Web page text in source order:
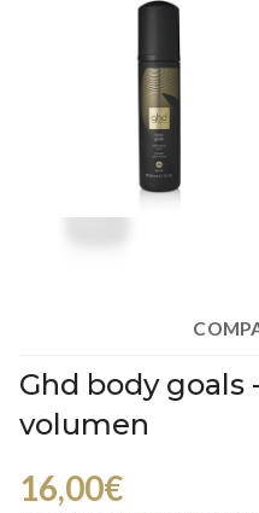
Ghd body goals
volumen
16,00€